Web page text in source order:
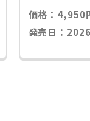
価格：4,950
発売日：